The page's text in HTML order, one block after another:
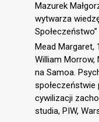
Mazurek
wytwarza
Mead Margaret,
William Morrow,
na Samoa.
społeczeństwie
cywilizacji
studia, PIW,